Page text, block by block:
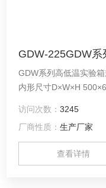
GDW-225GDW
GDW系列高低温实验
内形尺寸
访问次数：3245
厂商性质：生产厂家
查看详情